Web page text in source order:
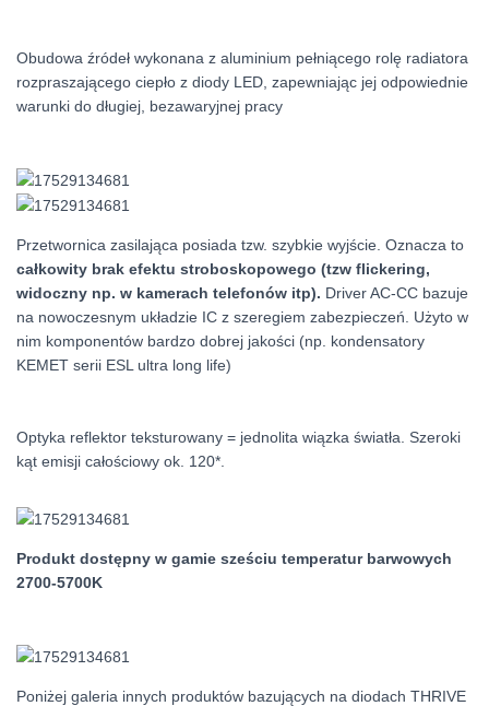
Obudowa źródeł wykonana z aluminium pełniącego rolę radiatora
rozpraszającego ciepło z diody LED, zapewniając jej odpowiednie
warunki do długiej, bezawaryjnej pracy
Przetwornica zasilająca posiada tzw. szybkie wyjście. Oznacza to
całkowity brak efektu stroboskopowego (tzw flickering,
widoczny np. w kamerach telefonów itp). Driver AC-CC bazuje
na nowoczesnym układzie IC z szeregiem zabezpieczeń. Użyto w
nim komponentów bardzo dobrej jakości (np. kondensatory
KEMET serii ESL ultra long life)
Optyka reflektor teksturowany = jednolita wiązka światła. Szeroki
kąt emisji całościowy ok. 120*.
Produkt dostępny w gamie sześciu temperatur barwowych
2700-5700K
Poniżej galeria innych produktów bazujących na diodach THRIVE